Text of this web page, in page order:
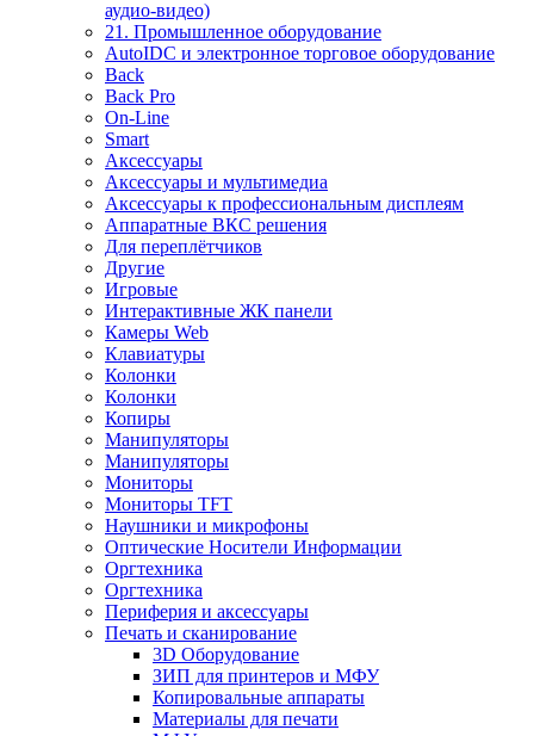
аудио-видео)
21. Промышленное оборудование
AutoIDC и электронное торговое оборудование
Back
Back Pro
On-Line
Smart
Аксессуары
Аксессуары и мультимедиа
Аксессуары к профессиональным дисплеям
Аппаратные ВКС решения
Для переплётчиков
Другие
Игровые
Интерактивные ЖК панели
Камеры Web
Клавиатуры
Колонки
Колонки
Копиры
Манипуляторы
Манипуляторы
Мониторы
Мониторы TFT
Наушники и микрофоны
Оптические Носители Информации
Оргтехника
Оргтехника
Периферия и аксессуары
Печать и сканирование
3D Оборудование
ЗИП для принтеров и МФУ
Копировальные аппараты
Материалы для печати